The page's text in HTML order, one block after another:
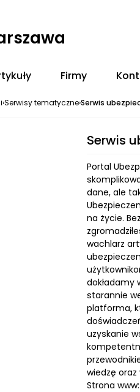
Firmy
›Serwisy tematyczne›Serwis
Serwis
Portal
dane, ale
na życie.
wachlarz
dokładamy
starannie
platforma,
uzyskanie
wiedzę
Strona www: